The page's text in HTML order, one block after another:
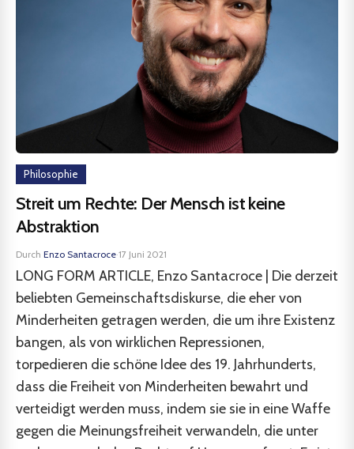
Philosophie
Streit um Rechte: Der Mensch ist keine
Abstraktion
Durch Enzo Santacroce·17 Juni 2021
LONG FORM ARTICLE, Enzo Santacroce | Die derzeit
beliebten Gemeinschaftsdiskurse, die eher von
Minderheiten getragen werden, die um ihre Existenz
bangen, als von wirklichen Repressionen,
torpedieren die schöne Idee des 19. Jahrhunderts,
dass die Freiheit von Minderheiten bewahrt und
verteidigt werden muss, indem sie sie in eine Waffe
gegen die Meinungsfreiheit verwandeln, die unter